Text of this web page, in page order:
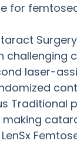
for
challenging
laser-
Traditional